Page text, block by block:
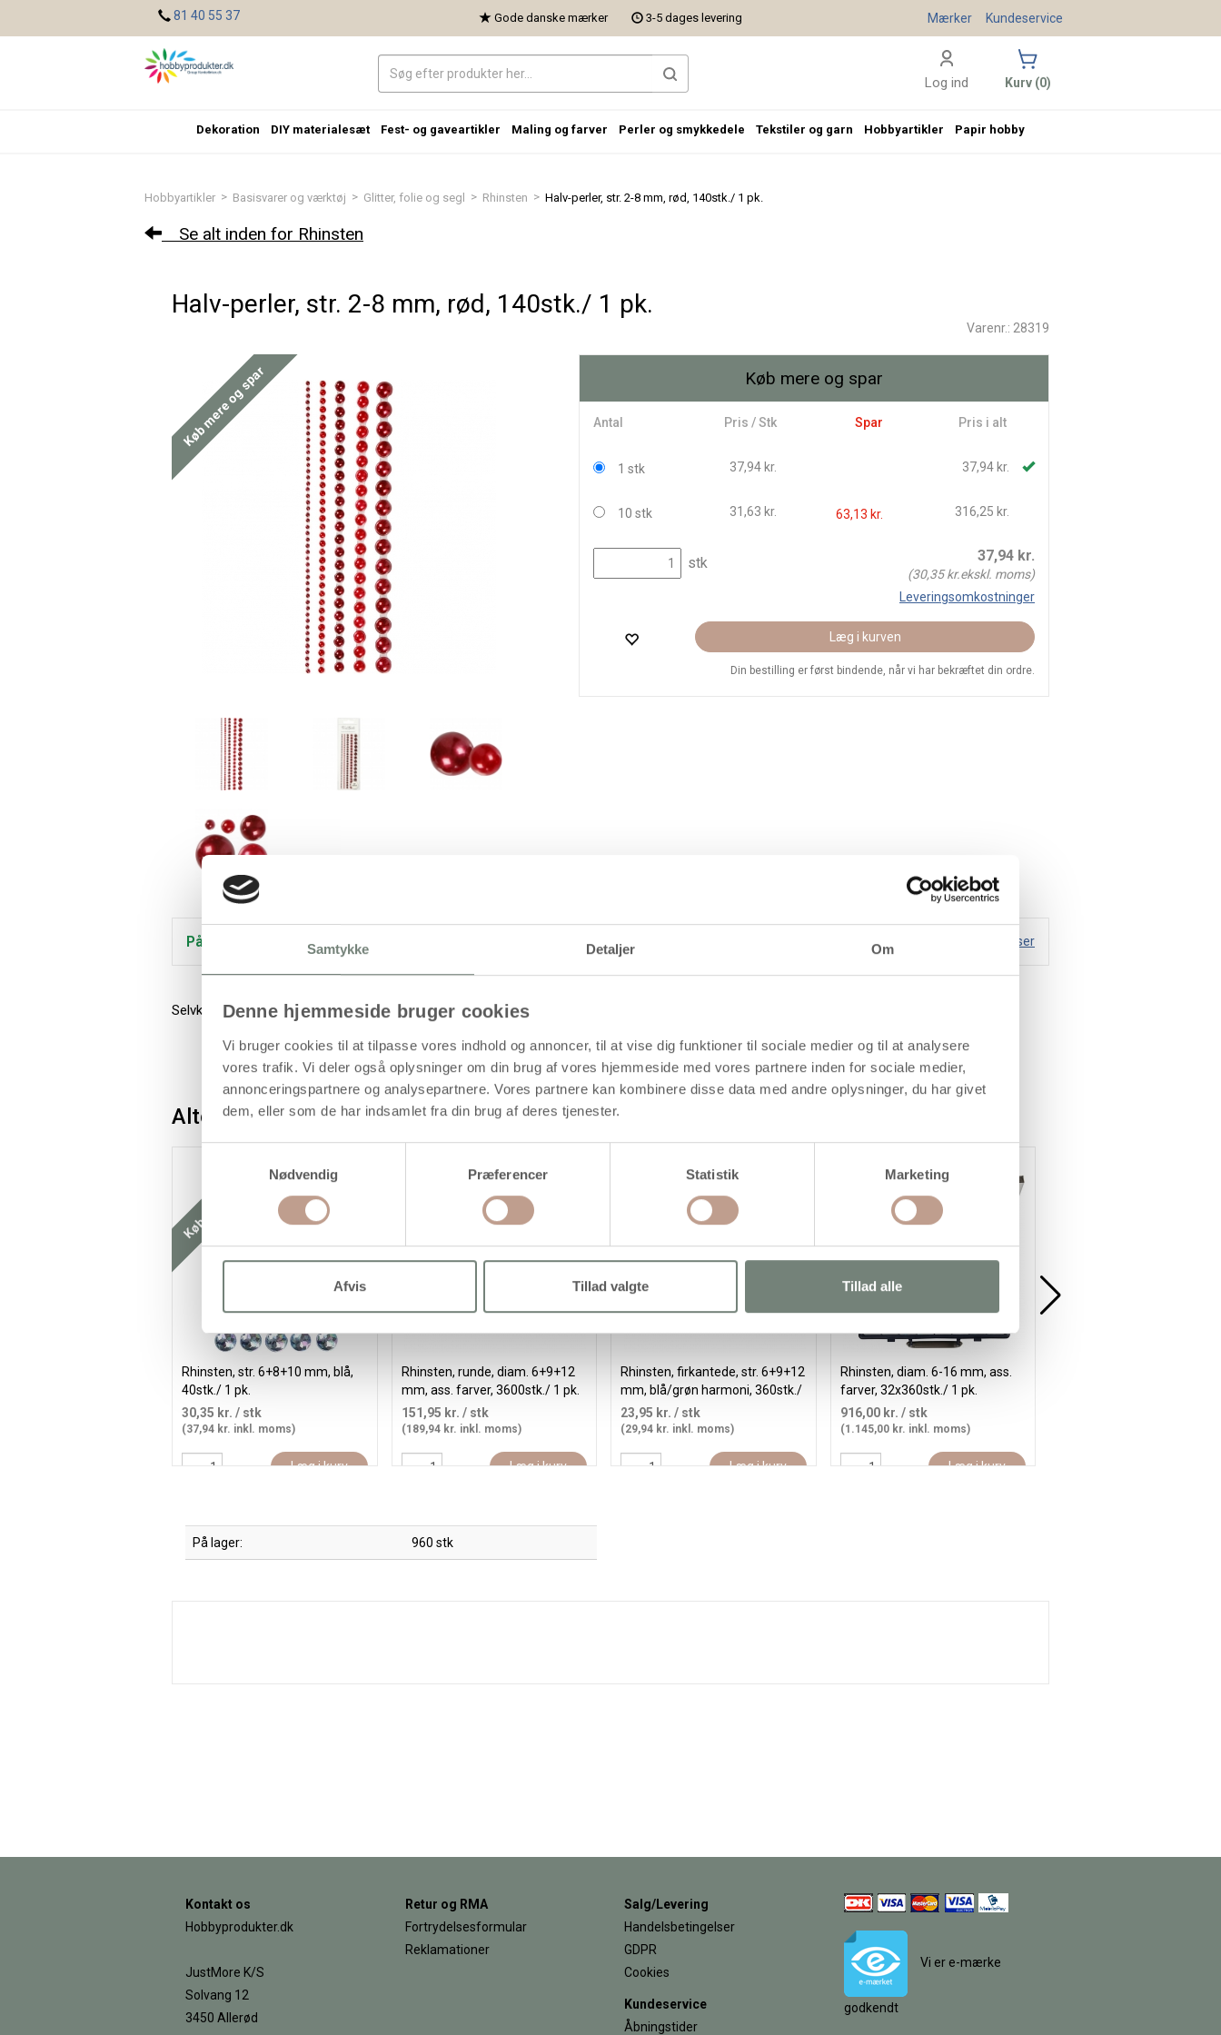
Samtykke Detaljer Om
Denne hjemmeside bruger cookies
Vi bruger cookies til at tilpasse vores indhold og annoncer, til at vise dig funktioner til sociale medier og til at analysere
vores trafik. Vi deler også oplysninger om din brug af vores hjemmeside med vores partnere inden for sociale medier,
annonceringspartnere og analysepartnere. Vores partnere kan kombinere disse data med andre oplysninger, du har givet
dem, eller som de har indsamlet fra din brug af deres tjenester.
Nødvendig
Præferencer Statistik Marketing
Afvis Tillad valgte Tillad alle
Hobbyartikler > Basisvarer og værktøj > Glitter, folie og segl > Rhinsten > Halv-perler, str. 2-8 mm, rød, 140stk./ 1 pk.
Se alt inden for Rhinsten
Halv-perler, str. 2-8 mm, rød, 140stk./ 1 pk.
Varenr.: 28319
Køb mere og spar Køb mere og spar
Antal Pris / Stk Spar Pris i alt
1 stk 37,94 kr. 37,94 kr.
10 stk 31,63 kr. 63,13 kr. 316,25 kr.
stk 37,94kr.
(30,35kr.ekskl. moms)
Leveringsomkostninger
Læg i kurven
Din bestilling er først bindende, når vi har bekræftet din ordre.
På lager Levering: 1-3 hverdage Handelsbetingelser
Selvklæbende borter af halv-perler med perlemorsoverflade i design fra Vivi Gade. Pk. med 5 størrelser
Alternativer
Køb mere og spar
Rhinsten, str. 6+8+10 mm, blå,
40stk./ 1 pk.
30,35 kr. / stk
(37,94 kr. inkl. moms)
Læg i kurv
Rhinsten, runde, diam. 6+9+12
mm, ass. farver, 3600stk./ 1 pk.
151,95 kr. / stk
(189,94 kr. inkl. moms)
Læg i kurv
Køb mere og spar
Rhinsten, firkantede, str. 6+9+12
mm, blå/grøn harmoni, 360stk./
1 pk.
23,95 kr. / stk
(29,94 kr. inkl. moms)
Læg i kurv
Gratis levering
Rhinsten, diam. 6-16 mm, ass.
farver, 32x360stk./ 1 pk.
916,00 kr. / stk
(1.145,00 kr. inkl. moms)
Læg i kurv
På lager: 960 stk
81 40 55 37 Gode danske mærker 3-5 dages levering Kundeservice
Mærker
Log ind Kurv (0)
Dekoration DIY materialesæt Fest- og gaveartikler Maling og farver Perler og smykkedele Tekstiler og garn Hobbyartikler Papir hobby
Kontakt os
Hobbyprodukter.dk
JustMore K/S
Solvang 12
3450 Allerød
Retur og RMA
Fortrydelsesformular
Reklamationer
Salg/Levering
Handelsbetingelser
GDPR
Cookies
Kundeservice
Åbningstider
Vi er e-mærke
godkendt